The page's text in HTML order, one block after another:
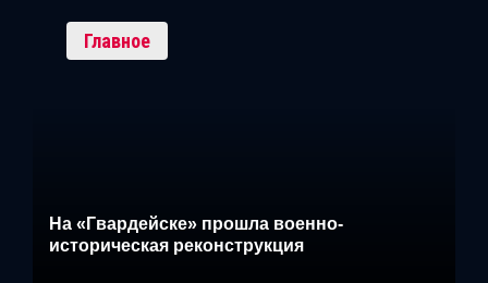
Главное
На «Гвардейске» прошла военно-
историческая реконструкция